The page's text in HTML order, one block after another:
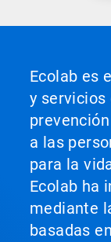
Ecolab es
y servicios
a las
para la
Ecolab ha
mediante
basadas